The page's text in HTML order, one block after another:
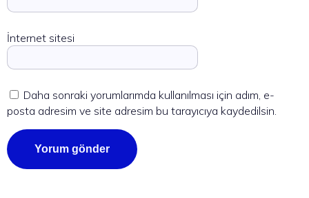
İnternet sitesi
Daha sonraki yorumlarımda kullanılması için adım, e-
posta adresim ve site adresim bu tarayıcıya kaydedilsin.